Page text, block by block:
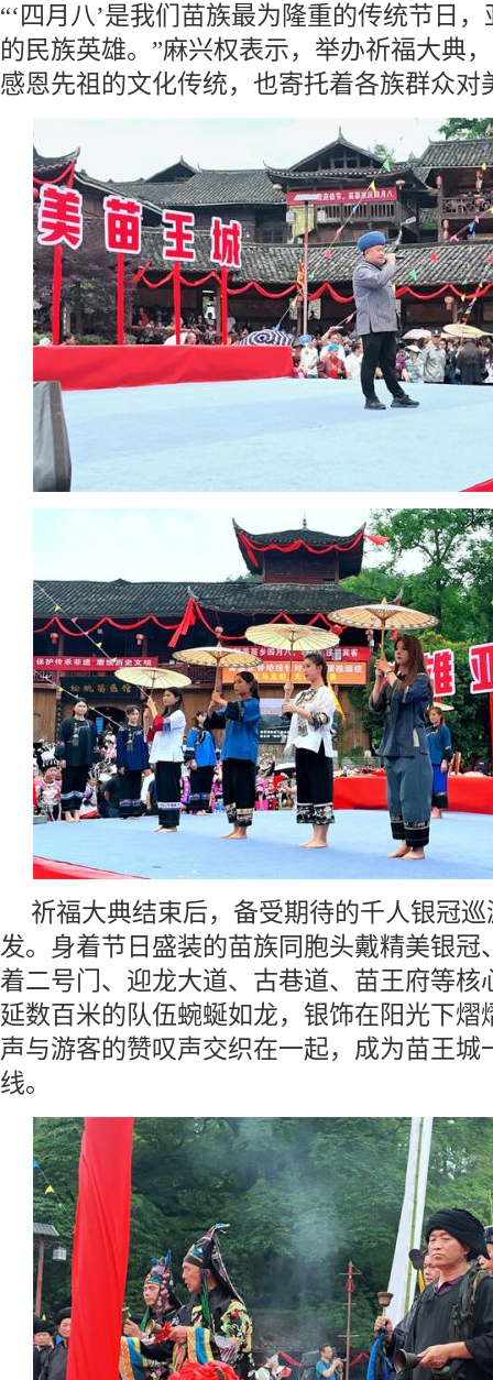
“‘四月八’是我们苗族最为隆重的传统节日
的民族英雄。”麻兴权表示，举办祈福大典
感恩先祖的文化传统，也寄托着各族群众对
祈福大典结束后，备受期待的千人银冠
发。身着节日盛装的苗族同胞头戴精美银冠
着二号门、迎龙大道、古巷道、苗王府等核
延数百米的队伍蜿蜒如龙，银饰在阳光下熠
声与游客的赞叹声交织在一起，成为苗王城
线。